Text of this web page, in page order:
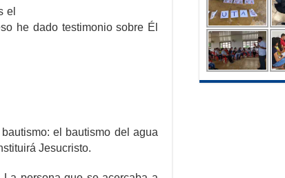
el
he dado testimonio sobre Él
el bautismo del agua
Jesucristo.